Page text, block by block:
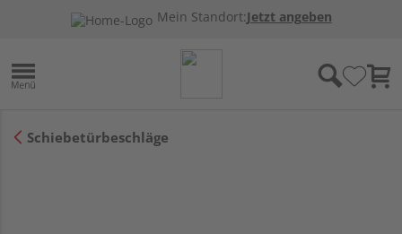
Mein Standort:Jetzt angeben
Schiebetürbeschläge